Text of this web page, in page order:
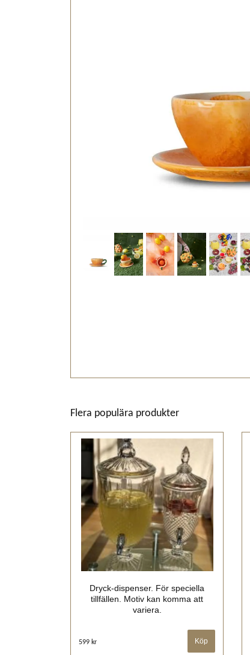
Flera populära produkter
Dryck-dispenser. För speciella
tillfällen. Motiv kan komma att
variera.
599 kr Köp